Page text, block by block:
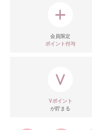
会員限定
ポイント付与
Vポイント
が貯まる